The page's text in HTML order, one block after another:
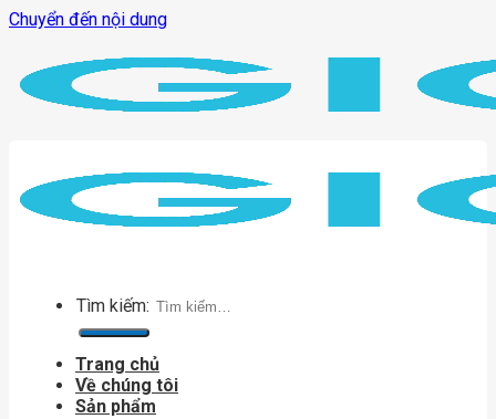
Chuyển đến nội dung
Tìm kiếm:
Trang chủ
Về chúng tôi
Sản phẩm